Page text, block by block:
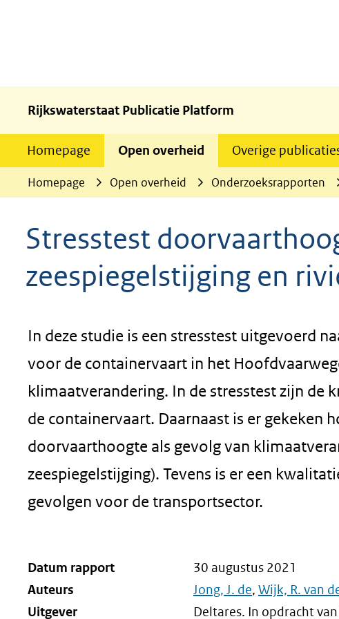
Rijkswaterstaat Publicatie Platform
Homepage Open overheid Overige
Homepage Open overheid Onderzoeksrapporten
Stresstest
zeespiegelstijging en
In deze studie is een stresstest uitgevoerd
voor de containervaart in het
klimaatverandering. In de stresstest zijn de
de containervaart. Daarnaast is er gekeken
doorvaarthoogte als gevolg van
zeespiegelstijging). Tevens is er een
gevolgen voor de transportsector.
Datum rapport
30 augustus 2021
Auteurs
Jong, J. de, Wijk, R. van
Uitgever
Deltares. In opdracht